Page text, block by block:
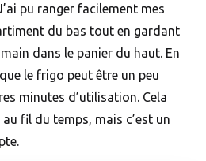
pu ranger facilement mes
du bas tout en gardant
dans le panier du haut. En
le frigo peut être un peu
minutes d’utilisation. Cela
fil du temps, mais c’est un